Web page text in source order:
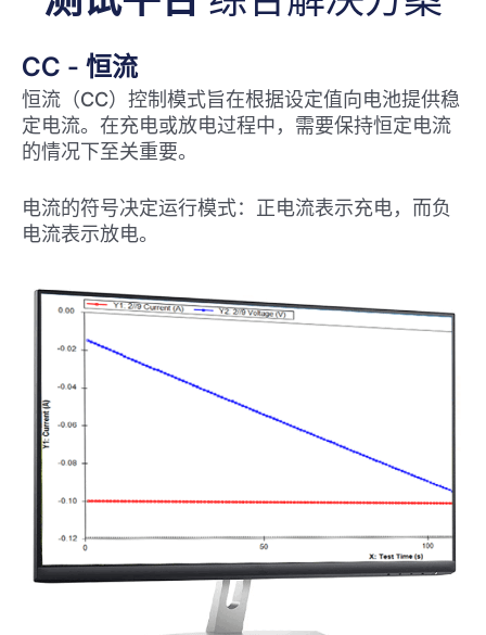
CC - 恒流
恒流（CC）控制模式旨在根据设定值向电池提供稳
定电流。在充电或放电过程中，需要保持恒定电流
的情况下至关重要。
电流的符号决定运行模式：正电流表示充电，而负
电流表示放电。